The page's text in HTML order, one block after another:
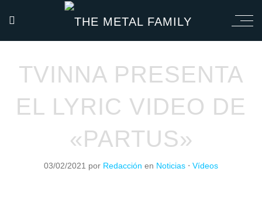
TVINNA PRESENTA
EL LYRIC VIDEO DE
«PARTUS»
03/02/2021 por Redacción en Noticias ⋅ Vídeos